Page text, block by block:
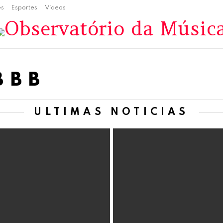
Esportes Vídeos
ÚLTIMAS NOTÍCIAS